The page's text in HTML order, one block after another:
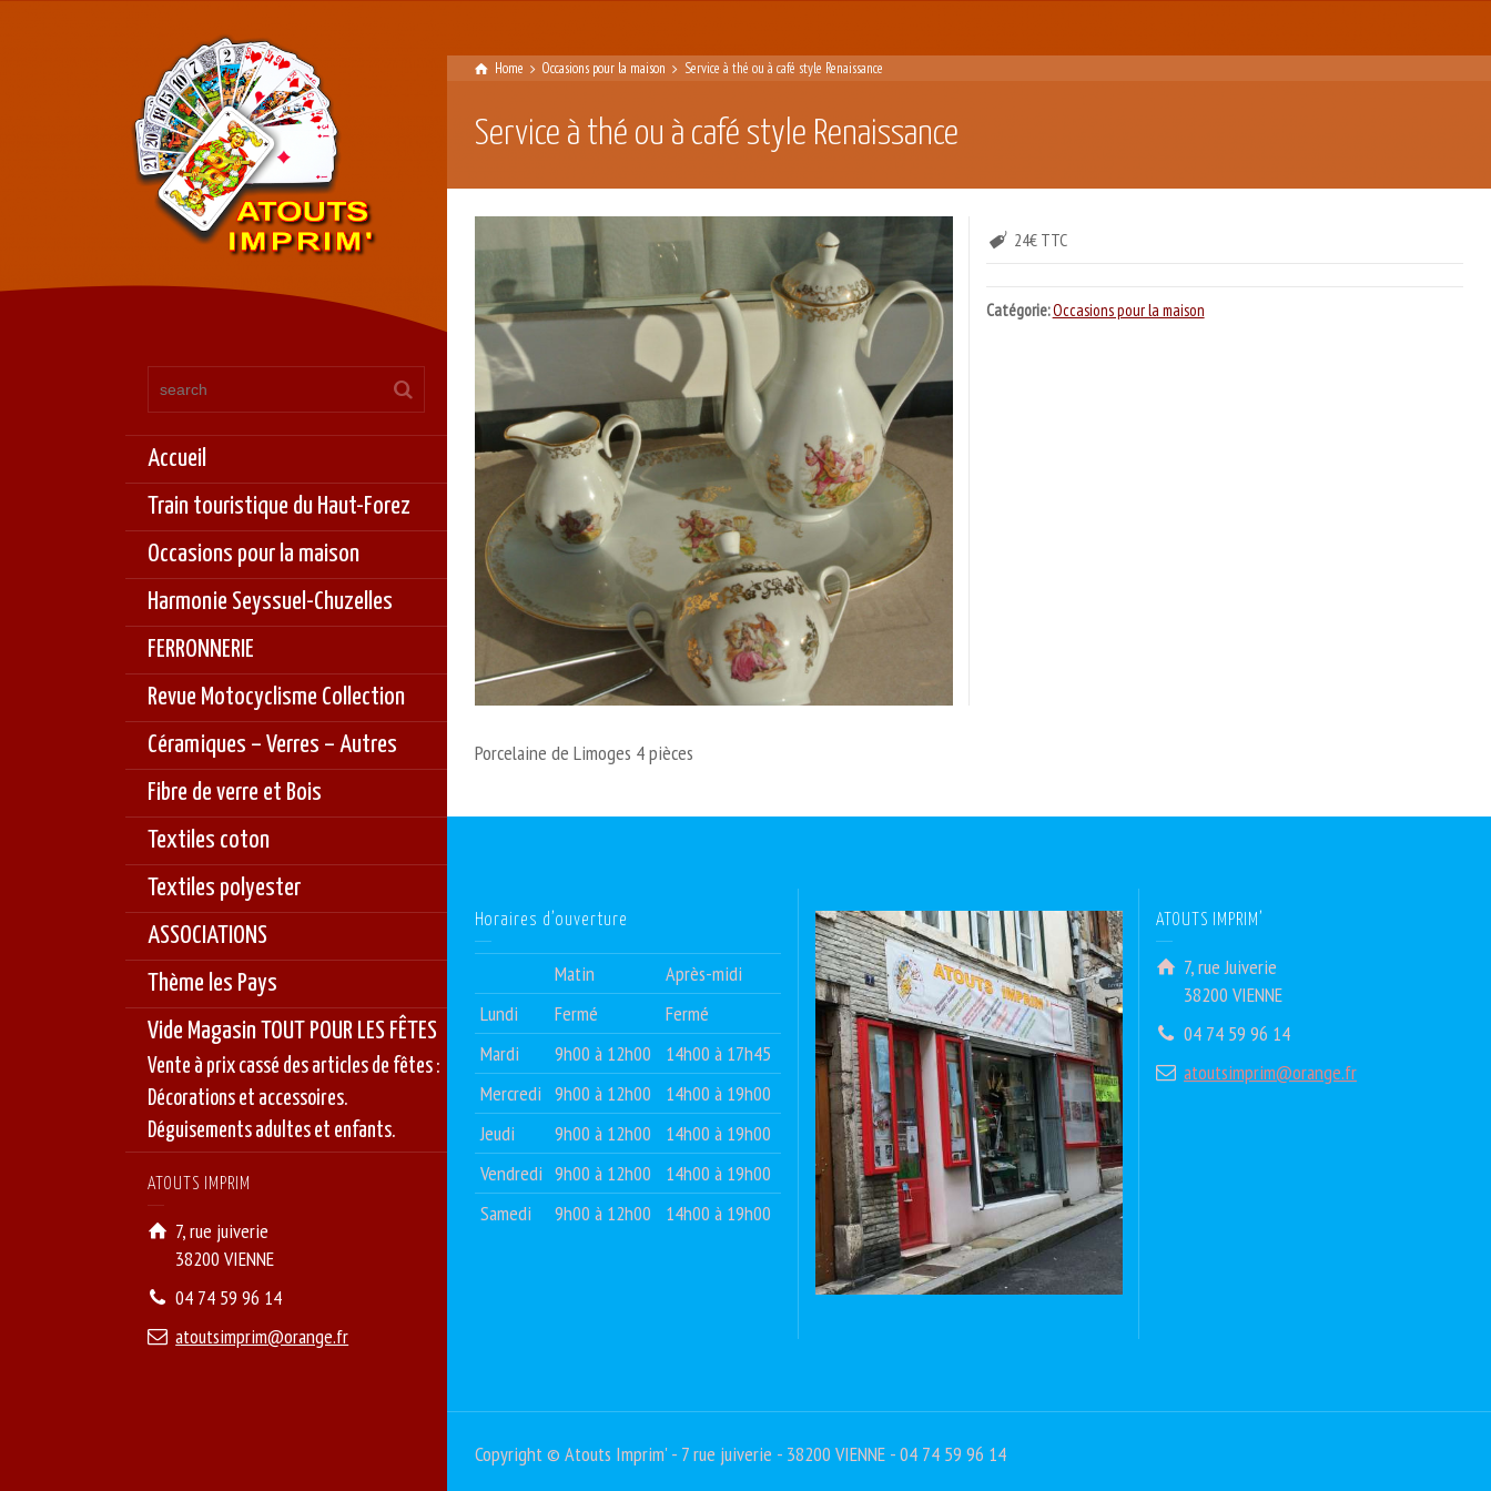
Accueil
Train touristique du Haut-Forez
Occasions pour la maison
Harmonie Seyssuel-Chuzelles
FERRONNERIE
Revue Motocyclisme Collection
Céramiques – Verres – Autres
Fibre de verre et Bois
Textiles coton
Textiles polyester
ASSOCIATIONS
Thème les Pays
Vide Magasin TOUT POUR LES FÊTES
Vente à prix cassé des articles de fêtes :
Décorations et accessoires.
Déguisements adultes et enfants.
ATOUTS IMPRIM
7, rue juiverie
38200 VIENNE
04 74 59 96 14
atoutsimprim@orange.fr
Home Occasions pour la maison Service à thé ou à café style Renaissance
Service à thé ou à café style Renaissance
24€ TTC
Catégorie:Occasions pour la maison
Porcelaine de Limoges 4 pièces
Horaires d’ouverture
Matin
Après-midi
Lundi
Fermé
Fermé
Mardi
9h00 à 12h00
14h00 à 17h45
Mercredi 9h00 à 12h00
14h00 à 19h00
Jeudi
9h00 à 12h00
14h00 à 19h00
Vendredi 9h00 à 12h00
14h00 à 19h00
Samedi
9h00 à 12h00 14h00 à 19h00
ATOUTS IMPRIM’
7, rue Juiverie
38200 VIENNE
04 74 59 96 14
atoutsimprim@orange.fr
Copyright © Atouts Imprim' - 7 rue juiverie - 38200 VIENNE - 04 74 59 96 14